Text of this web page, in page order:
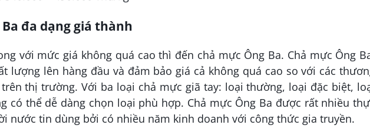
đa dạng giá thành
với mức giá không quá cao thì đến chả mực Ông Ba. Chả mực Ông
lượng lên hàng đầu và đảm bảo giá cả không quá cao so với các
thị trường. Với ba loại chả mực giã tay: loại thường, loại đặc biệt,
có thể dễ dàng chọn loại phù hợp. Chả mực Ông Ba được rất nhiều
nước tin dùng bởi có nhiều năm kinh doanh với công thức gia truyền.